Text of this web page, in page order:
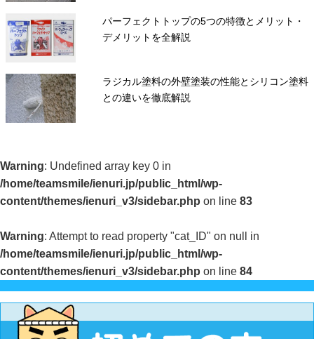
パーフェクトトップの5つの特徴とメリット・
デメリットを全解説
ラジカル塗料の外壁塗装の性能とシリコン塗料
との違いを徹底解説
Warning: Undefined array key 0 in
/home/teamsmile/ienuri.jp/public_html/wp-
content/themes/ienuri_v3/sidebar.php on line 83
Warning: Attempt to read property "cat_ID" on null in
/home/teamsmile/ienuri.jp/public_html/wp-
content/themes/ienuri_v3/sidebar.php on line 84